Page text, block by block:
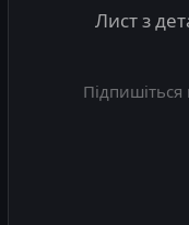
Лист з